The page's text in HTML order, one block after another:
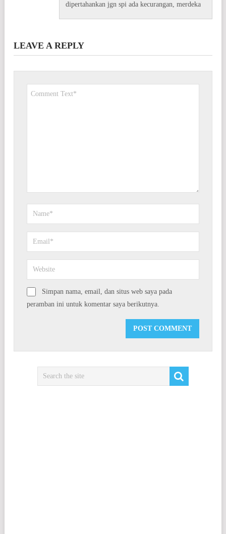
dipertahankan jgn spi ada kecurangan, merdeka
LEAVE A REPLY
Simpan nama, email, dan situs web saya pada
peramban ini untuk komentar saya berikutnya.